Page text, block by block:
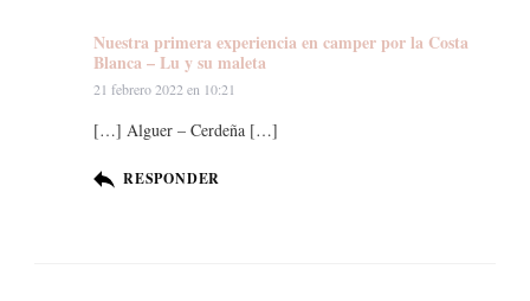
Nuestra primera experiencia en camper por la Costa
Blanca – Lu y su maleta
21 febrero 2022 en 10:21
[…] Alguer – Cerdeña […]
RESPONDER